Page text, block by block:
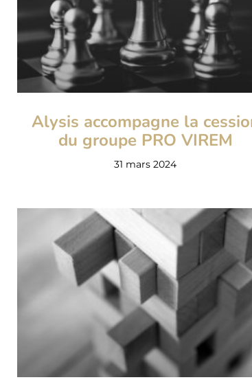
Alysis accompagne la
du groupe PRO VIREM
31 mars 2024